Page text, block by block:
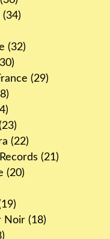
(34)
(32)
(29)
(22)
(21)
(20)
Noir (18)